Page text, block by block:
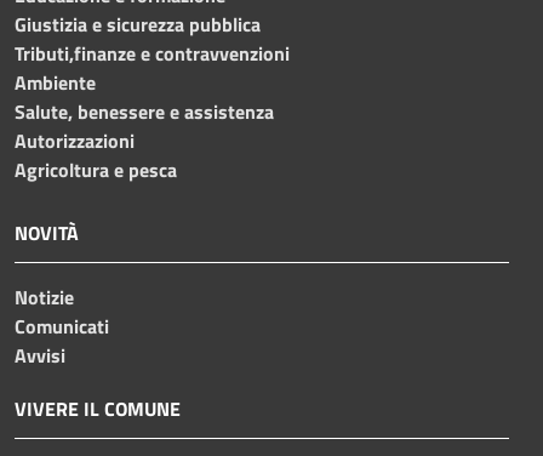
Giustizia e sicurezza pubblica
Tributi,finanze e contravvenzioni
Ambiente
Salute, benessere e assistenza
Autorizzazioni
Agricoltura e pesca
NOVITÀ
Notizie
Comunicati
Avvisi
VIVERE IL COMUNE